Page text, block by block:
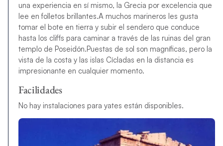
una experiencia en sí mismo, la Grecia por excelencia que
lee en folletos brillantes.A muchos marineros les gusta
tomar el bote en tierra y subir el sendero que conduce
hasta los cliffs para caminar a través de las ruinas del gran
templo de Poseidón.Puestas de sol son magníficas, pero la
vista de la costa y las islas Cícladas en la distancia es
impresionante en cualquier momento.
Facilidades
No hay instalaciones para yates están disponibles.